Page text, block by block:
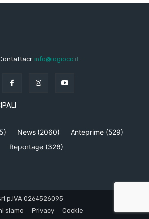
info@iogioco.it
News (2060) Anteprime (529)
Reportage (326)
p.IVA 0264526095
siamo
Privacy Cookie